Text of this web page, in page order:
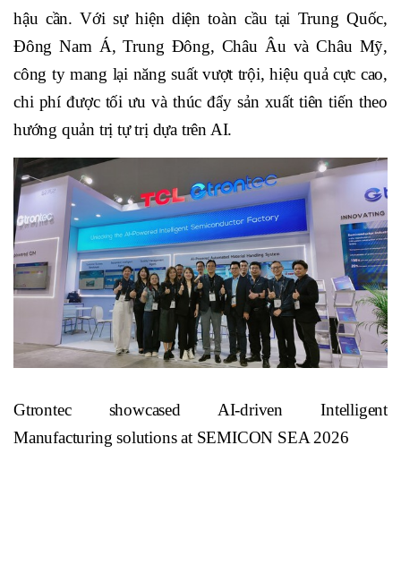
hậu cần. Với sự hiện diện toàn cầu tại Trung Quốc,
Đông Nam Á, Trung Đông, Châu Âu và Châu Mỹ,
công ty mang lại năng suất vượt trội, hiệu quả cực cao,
chi phí được tối ưu và thúc đẩy sản xuất tiên tiến theo
hướng quản trị tự trị dựa trên AI.
Gtrontec showcased AI-driven Intelligent
Manufacturing solutions at SEMICON SEA 2026